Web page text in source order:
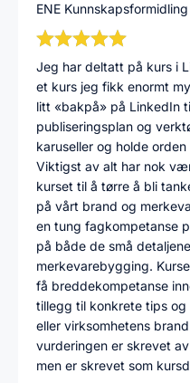
ENE Kunnskapsformidling
Jeg har deltatt på kurs i
et kurs jeg fikk enormt
litt «bakpå» på LinkedIn
publiseringsplan og
karuseller og holde
Viktigst av alt har nok
kurset til å tørre å bli
på vårt brand og
en tung fagkompetanse
på både de små
merkevarebygging.
få breddekompetanse
tillegg til konkrete tips
eller virksomhetens
vurderingen er skrevet
men er skrevet som